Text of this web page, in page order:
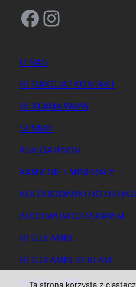
Facebook Instagram
O NAS
REDAKCJA / KONTAKT
REKLAMA WWW
SENNIK
KSIĘGA IMION
KAMIENIE I MINERAŁY
KOLOROWANKI DO DRUKU
ARCHIWUM CZASOPISM
REGULAMIN
REGULAMIN REKLAM
MAPA SERWISU
Ta strona korzysta z